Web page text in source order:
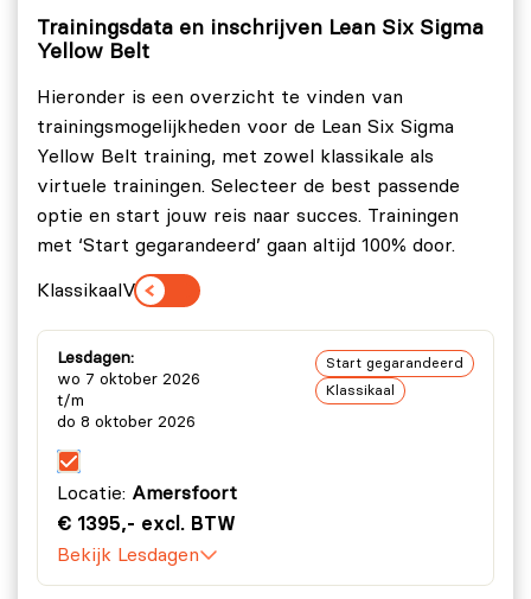
Flow en balanceren van werk.
Pull, One Piece Flow.
Problemen zichtbaar maken.
Voorkomen van fouten, Poka Yoke.
Control plan.
Lean Six Sigma Yellow Belt | CIMM level IV –
Creëren van capabele processen
Variatie en steekproeven.
Hypothese testen.
Statistiekopdracht.
Evaluatie.
Trainingsdata en inschrijven Lean Six Sigma
Yellow Belt
Hieronder is een overzicht te vinden van
trainingsmogelijkheden voor de Lean Six Sigma
Yellow Belt training, met zowel klassikale als
virtuele trainingen. Selecteer de best passende
optie en start jouw reis naar succes. Trainingen
met ‘Start gegarandeerd’ gaan altijd 100% door.
Klassikaal Virtueel
Lesdagen:
wo 7 oktober 2026
t/m
do 8 oktober 2026
Start gegarandeerd
Klassikaal
Locatie: Amersfoort
€ 1395,- excl. BTW
Bekijk Lesdagen